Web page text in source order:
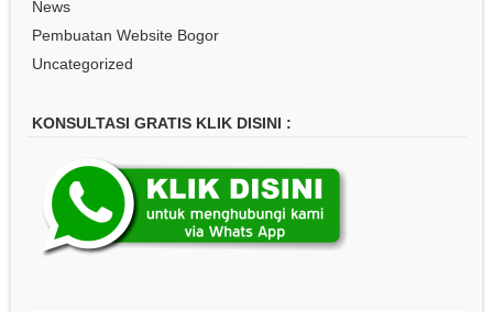
News
Pembuatan Website Bogor
Uncategorized
KONSULTASI GRATIS KLIK DISINI :